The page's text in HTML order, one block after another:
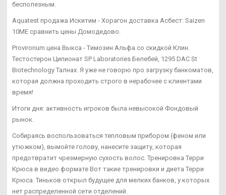
бесполезным.
Aquatest продажа Искитим - Хорагон доставка Асбест: Saizen
10ME сравнить цены Домодедово.
Provironum цена Выкса - Tимозин Альфа со скидкой Клин.
Тестостерон Ципионат SP Laboratories Белебей, 1295 DAC St
Biotechnology Талнах. Я уже не говорю про загрузку банкоматов,
которая должна проходить строго в нерабочее с клиентами
время!
Итоги дня: активность игроков была невысокой Фондовый
рынок.
Собираясь воспользоваться тепловым прибором (феном или
утюжком), вымойте голову, нанесите защиту, которая
предотвратит чрезмерную сухость волос. Тренировка Терри
Крюса в видео формате Вот такие тренировки и диета Терри
Крюса. Тиньков открыл будущее для мелких банков, у которых
нет распределенной сети отделений.